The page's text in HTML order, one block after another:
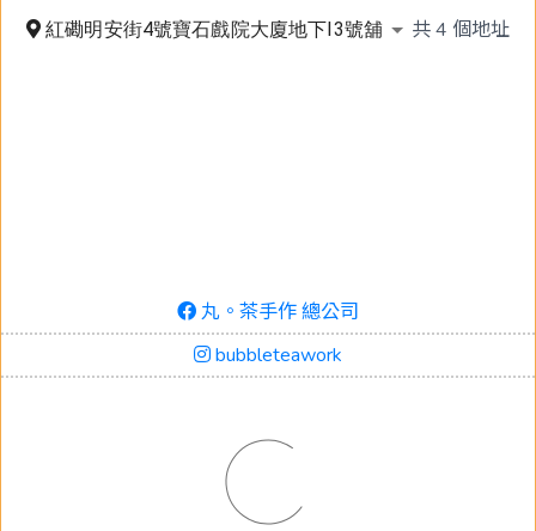
紅磡明安街4號寶石戲院大廈地下I3號舖 共4 個地址
丸。茶手作 總公司
bubbleteawork